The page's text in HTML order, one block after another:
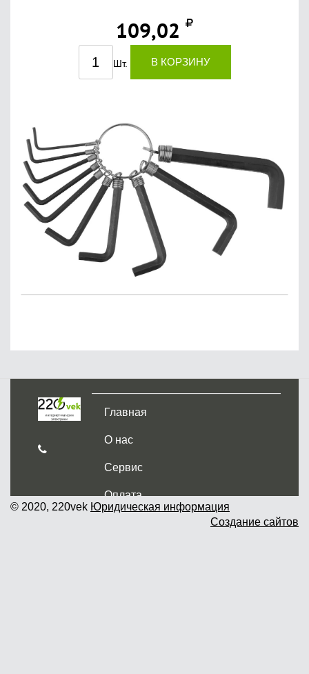
109,02
Шт. В КОРЗИНУ
Главная
О нас
Сервис
Оплата
Доставка и самовывоз
© 2020, 220vek Юридическая информация
Создание сайтов